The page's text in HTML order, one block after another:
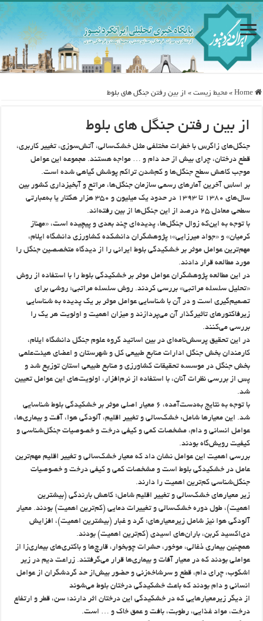
Home
» محيط زيست » از بین رفتن جنگل های بلوط
از بین رفتن جنگل های بلوط
جنگل‌های زاگرس با خطرات مختلفی مثل خشک‌سالی، آتش‌سوزی، تغییر کاربری،
قطع درختان، چرای بیش از حد دام و … مواجه هستند. مجموعه این عوامل
موجب کاهش سطح جنگل‌ها و کم‌شدن تراکم پوشش گیاهی شده است.
بر اساس آخرین آمارهای رسمی سازمان جنگل‌ها، مراتع و آبخیزداری کشور بین
سال‌های ۱۳۸۰ تا ۱۳۹۳ در حدود یک میلیون و ۳۵۰ هزار هکتار یا به‌عبارتی
سطحی معادل ۲۵ درصد از این جنگل‌ها از بین رفته‌اند.
با توجه به این‌که زوال جنگل‌ها، پدیده‌ای چند بعدی و پیچیده است، «مهناز
کرمیان» و «جواد میرزایی»؛ پژوهشگران دانشکده کشاورزی دانشگاه ایلام،
مهم‌ترین عوامل موثر بر خشکیدگی بلوط ایرانی را از دیدگاه متخصصین جنگل را
مورد مطالعه قرار دادند.
در این مطالعه پژوهشگران عوامل موثر بر خشکیدگی بلوط را با استفاده از روش
«تحلیل سلسله مراتبی» بررسی کردند. روش سلسله مراتبی؛ روشی برای
تصمیم‌گیری است و در آن با شناسایی عوامل موثر بر یک پدیده به شناسایی
زیرفاکتورهای تاثیرگذار آن می‌پردازند و میزان اهمیت و اولویت هر یک را
بررسی می‌کنند.
در این تحقیق پرسش‌نامه‌ای در بین اساتید گروه علوم جنگل دانشگاه ایلام،
کارمندان بخش جنگل ادارات منابع طبیعی کل و شهرستان و اعضای هیئت‌علمی
بخش جنگل در موسسه تحقیقات کشاورزی و منابع طبیعی استان توزیع شد و
پس از بررسی نظرات آنان، با استفاده از نرم‌افزار، اولویت‌های این عوامل تعیین
شد.
با توجه به نتایج به‌دست‌آمده، ۶ معیار اصلی موثر بر خشکیدگی بلوط شناسایی
شد. این معیارها شامل: خشک‌سالی و تغییر اقلیم، آلودگی هوا، آفت و بیماری‌ها،
عوامل انسانی و دام، مشخصات کمی و کیفی درخت و خصوصیات جنگل‌شناسی و
کیفیت رویش‌گاه بودند.
بررسی اهمیت این عوامل نشان داد که معیار خشک‌سالی و تغییر اقلیم مهم‌ترین
عامل در خشکیدگی بلوط است و مشخصات کمی و کیفی درخت و خصوصیات
جنگل‌شناسی کم‌ترین اهمیت را دارند.
زیر معیارهای خشک‌سالی و تغییر اقلیم شامل؛ کاهش بارندگی (بیشترین
اهمیت)، طول دوره خشک‌سالی و تغییرات دمایی (کم‌ترین اهمیت) بودند. معیار
آلودگی هوا نیز شامل زیرمعیارهای؛ گرد و غبار (بیشترین اهمیت)، افزایش
دی‌اکسید کربن، باران‌های اسیدی (کم‌ترین اهمیت) بودند.
همچنین بیماری ذغالی، موخور، حشرات چوبخوار، قارچ‌ها و باکتری‌های بیماری‌زا از
عواملی بودند که در معیار آفات و بیماری‌ها قرار می‌گرفتند. زراعت دیم در زیر
اشکوب، چرای دام، قطع و سرشاخه‌زنی و حضور بیش‌از حد گردشگران از عوامل
انسانی و دام بودند که باعث خشکیدگی درختان بلوط می‌شوند
از دیگر زیرمعیارهایی که در خشکیدگی این درختان اثر دارند؛ سن، قطر و ارتفاع
درخت، مواد غذایی، رطوبت، بافت و عمق خاک و … است.